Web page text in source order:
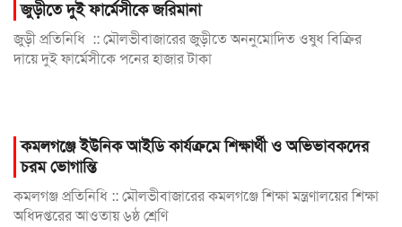
জুড়ীতে দুই ফার্মেসীকে জরিমানা
জুড়ী প্রতিনিধি :: মৌলভীবাজারের জুড়ীতে অননুমোদিত ওষুধ বিক্রির
দায়ে দুই ফার্মেসীকে পনের হাজার টাকা
কমলগঞ্জে ইউনিক আইডি কার্যক্রমে শিক্ষার্থী ও অভিভাবকদের
চরম ভোগান্তি
কমলগঞ্জ প্রতিনিধি :: মৌলভীবাজারের কমলগঞ্জে শিক্ষা মন্ত্রণালয়ের শিক্ষা
অধিদপ্তরের আওতায় ৬ষ্ঠ শ্রেণি